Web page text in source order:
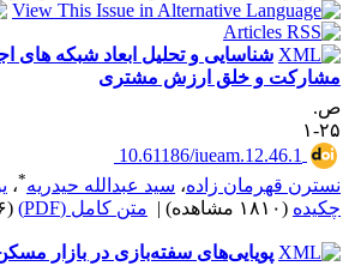
شناسایی و تحلیل ابعاد شبکه ‌های
و خلق ارزش مشتری
۱
‎ 10.61186/iueam.12.46.1
قهرمان زاده،سید عبدالله حیدریه ،
(۱۸۱۰ مشاهده) | متن کامل (PDF) (۱۰۴۶ دریافت)
پویایی‌های سفته‌بازی در بازار مسکن